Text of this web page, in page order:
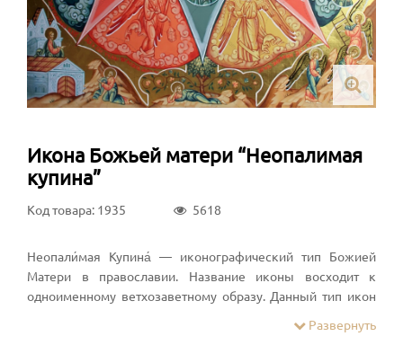
Икона Божьей матери “Неопалимая
купина”
Код товара: 1935 5618
Неопали́мая Купина́ — иконографический тип Божией
Матери в православии. Название иконы восходит к
одноименному ветхозаветному образу. Данный тип икон
почитания и составленной на основе важнейших
Развернуть